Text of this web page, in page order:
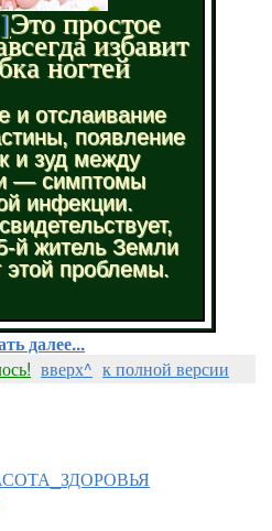
Это простое
избавит
ногтей
и отслаивание
появление
и зуд между
— симптомы
инфекции.
й житель Земли
этой проблемы.
далее...
вверх^ к полной версии